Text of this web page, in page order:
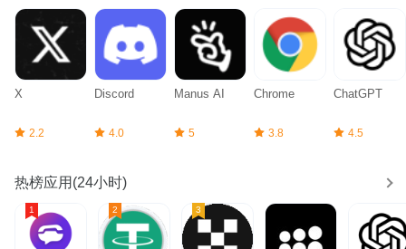
X
2.2
Discord
4.0
Manus AI
5
Chrome
3.8
ChatGPT
4.5
热榜应用(24小时)